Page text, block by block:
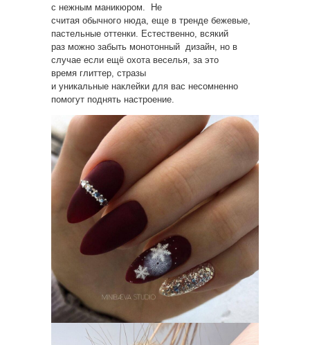
с нежным маникюром. Не
считая обычного нюда, еще в тренде бежевые,
пастельные оттенки. Естественно, всякий
раз можно забыть монотонный дизайн, но в
случае если ещё охота веселья, за это
время глиттер, стразы
и уникальные наклейки для вас несомненно
помогут поднять настроение.